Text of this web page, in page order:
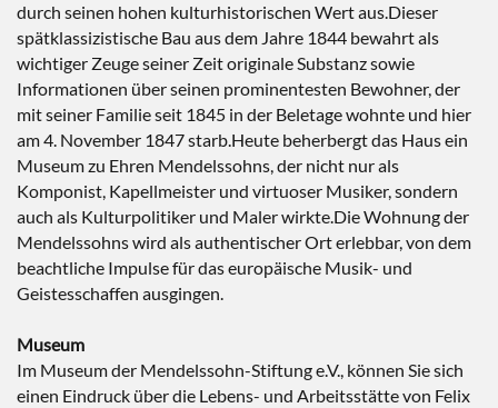
durch seinen hohen kulturhistorischen Wert aus.Dieser
spätklassizistische Bau aus dem Jahre 1844 bewahrt als
wichtiger Zeuge seiner Zeit originale Substanz sowie
Informationen über seinen prominentesten Bewohner, der
mit seiner Familie seit 1845 in der Beletage wohnte und hier
am 4. November 1847 starb.Heute beherbergt das Haus ein
Museum zu Ehren Mendelssohns, der nicht nur als
Komponist, Kapellmeister und virtuoser Musiker, sondern
auch als Kulturpolitiker und Maler wirkte.Die Wohnung der
Mendelssohns wird als authentischer Ort erlebbar, von dem
beachtliche Impulse für das europäische Musik- und
Geistesschaffen ausgingen.
Museum
Im Museum der Mendelssohn-Stiftung e.V., können Sie sich
einen Eindruck über die Lebens- und Arbeitsstätte von Felix